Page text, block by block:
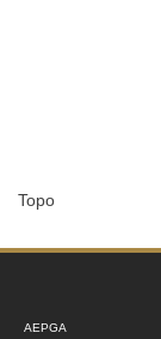
Topo
AEPGA